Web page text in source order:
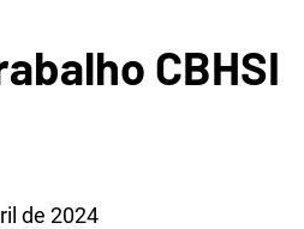
CBHSI
de 2024